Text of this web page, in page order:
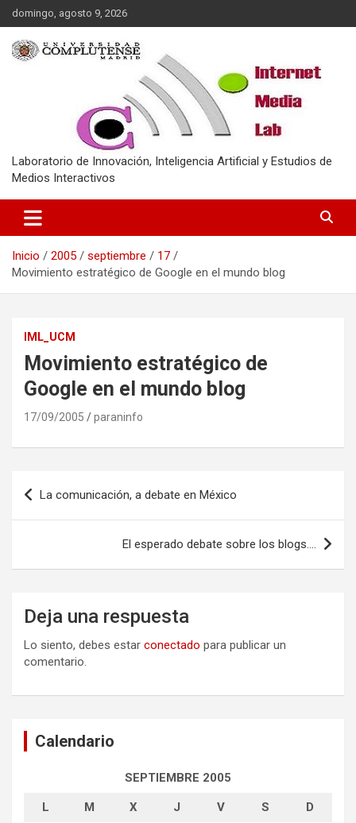
Saltar
al
contenido
domingo, agosto 9, 2026
Laboratorio de Innovación, Inteligencia Artificial y Estudios de
Medios Interactivos
Inicio 2005 septiembre
17
Movimiento estratégico de Google en el mundo blog
IML_UCM
Movimiento estratégico de
Google en el mundo blog
17/09/2005 paraninfo
Navegación
de
La comunicación, a debate en México
El esperado debate sobre los blogs….
Deja una respuesta
Lo siento, debes estar conectado para publicar un
comentario.
Calendario
SEPTIEMBRE 2005
L M X J V S D